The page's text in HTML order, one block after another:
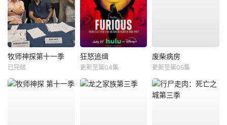
牧师神探第十一季
已完结
狂怒追缉
更新至第04集
废柴病房
更新至第05集